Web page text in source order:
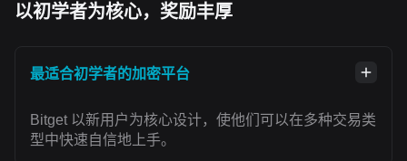
以初学者为核心，奖励丰厚
最适合初学者的加密平台
Bitget 以新用户为核心设计，使他们可以在多种交易类
型中快速自信地上手。